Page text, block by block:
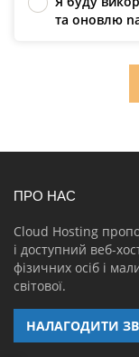
та оновлю
ПРО НАС
Cloud Hosting
і доступний веб-
фізичних осіб і
світової.
НАЛАГОДИТИ